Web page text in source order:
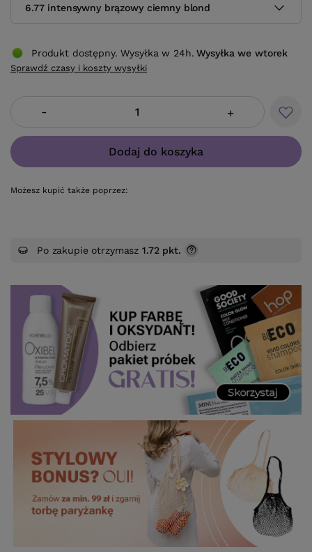
6.77 intensywny brązowy ciemny blond
- +
Dodaj do koszyka
Możesz kupić także poprzez:
Produkt dostępny. Wysyłka w 24h. Wysyłkawe wtorek
Sprawdź czasy i koszty wysyłki
Po zakupie otrzymasz1.72 pkt.